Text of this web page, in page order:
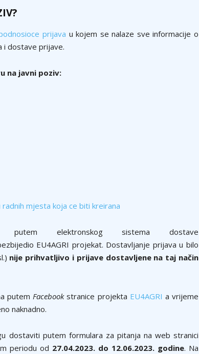
prijava u kojem se nalaze sve informacije o
i dostave prijave.
na javni poziv:
mjesta koja ce biti kreirana
elektronskog sistema dostave
EU4AGRI projekat. Dostavljanje prijava u bilo
nije prihvatljivo i prijave dostavljene na taj način
putemFacebookstranice projekta EU4AGRI a vrijeme
naknadno.
dostaviti putem formulara za pitanja na web stranici
periodu od 27.04.2023. do 12.06.2023. godine. Na